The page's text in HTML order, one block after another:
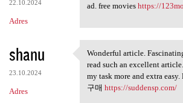
z
22.10.2024
Adres
ad. free movies https://
shanu
23.10.2024
Adres
Wonderful article.
Wonderful article.
read such an excellent
my task more and extra
구매 https://suddensp.com/